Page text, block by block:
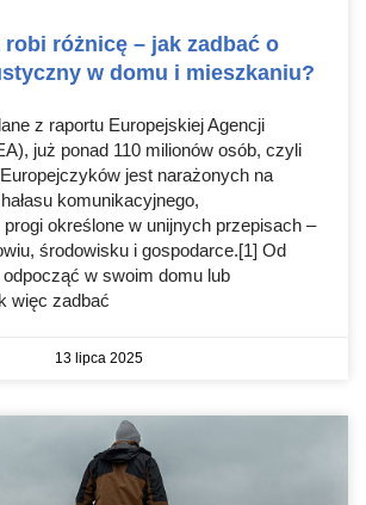
robi różnicę – jak zadbać o
w domu i mieszkaniu?
z raportu Europejskiej Agencji
już ponad 110 milionów osób, czyli
jest narażonych na
komunikacyjnego,
określone w unijnych przepisach –
środowisku i gospodarce.[1] Od
odpocząć w swoim domu lub
więc zadbać
13 lipca 2025